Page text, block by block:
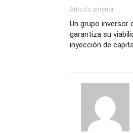
Artículo anterior
Un grupo inversor
garantiza su
inyección de